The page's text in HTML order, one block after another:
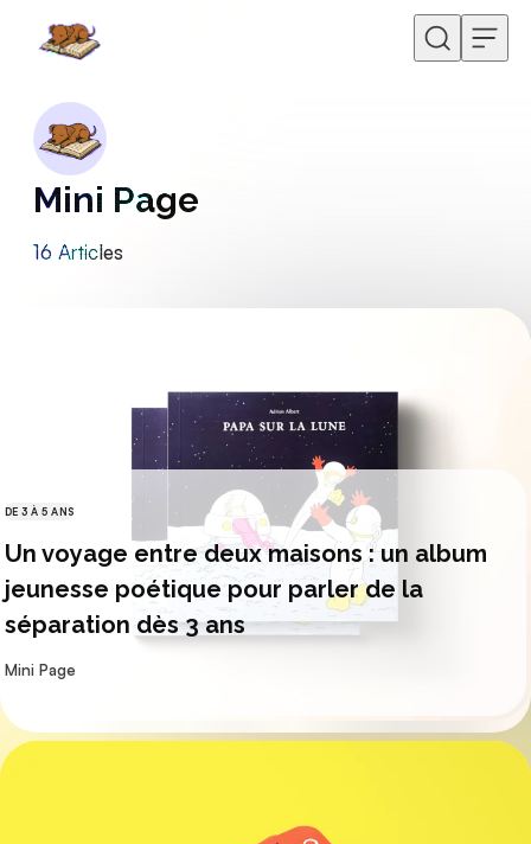
Mini Page
16Articles
CATÉGORIES
DE 3 À 5 ANS
Un voyage entre deux maisons : un album
jeunesse poétique pour parler de la
séparation dès 3 ans
par
Mini Page